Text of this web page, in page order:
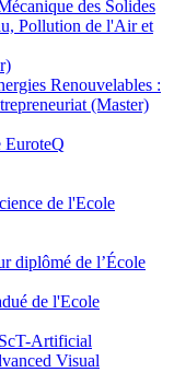
des Solides
Pollution de l'Air et
Renouvelables :
(Master)
de l'Ecole
diplômé de l’École
de l'Ecole
Artificial
Visual